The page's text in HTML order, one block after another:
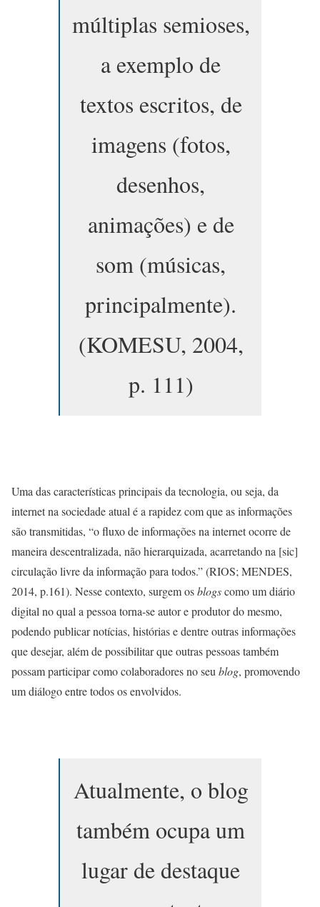
múltiplas semioses,
a exemplo de
textos escritos, de
imagens (fotos,
desenhos,
animações) e de
som (músicas,
principalmente).
(KOMESU, 2004,
p. 111)
Uma das características principais da tecnologia, ou seja, da
internet na sociedade atual é a rapidez com que as informações
são transmitidas, “o fluxo de informações na internet ocorre de
maneira descentralizada, não hierarquizada, acarretando na [sic]
circulação livre da informação para todos.” (RIOS; MENDES,
2014, p.161). Nesse contexto, surgem osblogscomo um diário
digital no qual a pessoa torna-se autor e produtor do mesmo,
podendo publicar notícias, histórias e dentre outras informações
que desejar, além de possibilitar que outras pessoas também
possam participar como colaboradores no seu blog, promovendo
um diálogo entre todos os envolvidos.
Atualmente, o blog
também ocupa um
lugar de destaque